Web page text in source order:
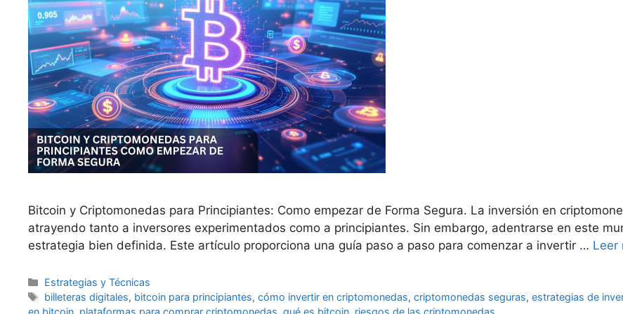
Bitcoin y Criptomonedas para Principiantes: Como empezar de Forma Segura. La inversión en
atrayendo tanto a inversores experimentados como a principiantes. Sin embargo, adentrarse en este
estrategia bien definida. Este artículo proporciona una guía paso a paso para comenzar a invertir … Leer
Categorías
Estrategias y Técnicas
Etiquetas
billeteras digitales, bitcoin para principiantes,cómo invertir en criptomonedas,criptomonedas seguras,estrategias de